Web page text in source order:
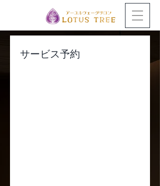
サービス予約